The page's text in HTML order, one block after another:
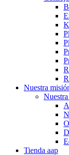
Nuestra
Tienda aap